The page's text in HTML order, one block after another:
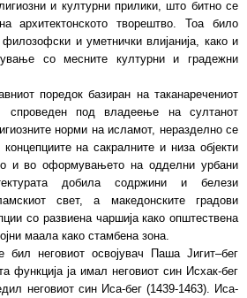
и културни прилики, што битно се
архитектонското творештво. Тоа било
и уметнички влијанија, како и
со месните културни и градежни
поредок базиран на таканаречениот
спроведен под владеење на султанот
норми на исламот, неразделно се
на сакралните и низа објекти
и во оформувањето на одделни урбани
добила содржини и белези
свет, а македонските градови
со развиена чаршија како општествена
маала како стамбена зона.
бил неговиот освојувач Паша Јигит–бег
функција ја имал неговиот син Исхак-бег
неговиот син Иса-бег (1439-1463). Иса-